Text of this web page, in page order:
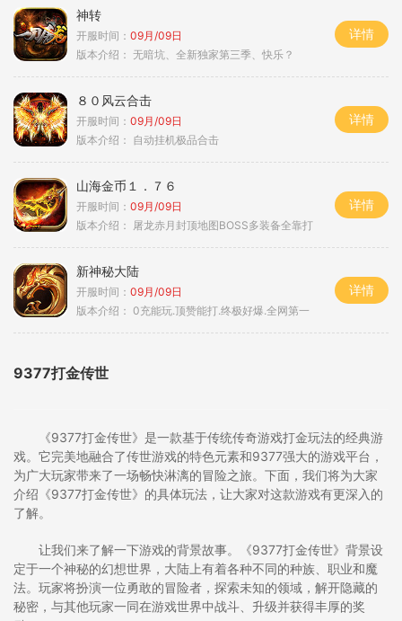
神转
开服时间： 09月/09日
版本介绍： 无暗坑、全新独家第三季、快乐？
详情
８０风云合击
开服时间： 09月/09日
版本介绍： 自动挂机极品合击
详情
山海金币１．７６
开服时间： 09月/09日
版本介绍： 屠龙赤月封顶地图BOSS多装备全靠打
详情
新神秘大陆
开服时间： 09月/09日
版本介绍： 0充能玩.顶赞能打.终极好爆.全网第一
详情
9377打金传世
《9377打金传世》是一款基于传统传奇游戏打金玩法的经典游
戏。它完美地融合了传世游戏的特色元素和9377强大的游戏平台，
为广大玩家带来了一场畅快淋漓的冒险之旅。下面，我们将为大家
介绍《9377打金传世》的具体玩法，让大家对这款游戏有更深入的
了解。
让我们来了解一下游戏的背景故事。《9377打金传世》背景设
定于一个神秘的幻想世界，大陆上有着各种不同的种族、职业和魔
法。玩家将扮演一位勇敢的冒险者，探索未知的领域，解开隐藏的
秘密，与其他玩家一同在游戏世界中战斗、升级并获得丰厚的奖